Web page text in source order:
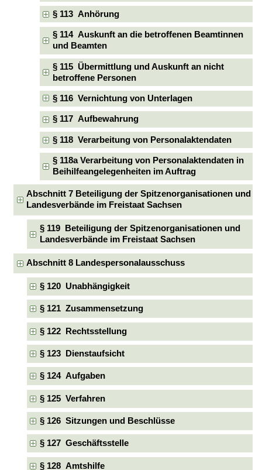
§ 113 Anhörung
§ 114 Auskunft an die betroffenen Beamtinnen
und Beamten
§ 115 Übermittlung und Auskunft an nicht
betroffene Personen
§ 116 Vernichtung von Unterlagen
§ 117 Aufbewahrung
§ 118 Verarbeitung von Personalaktendaten
§ 118a Verarbeitung von Personalaktendaten in
Beihilfeangelegenheiten im Auftrag
Abschnitt 7 Beteiligung der Spitzenorganisationen und
Landesverbände im Freistaat Sachsen
§ 119 Beteiligung der Spitzenorganisationen und
Landesverbände im Freistaat Sachsen
Abschnitt 8 Landespersonalausschuss
§ 120 Unabhängigkeit
§ 121 Zusammensetzung
§ 122 Rechtsstellung
§ 123 Dienstaufsicht
§ 124 Aufgaben
§ 125 Verfahren
§ 126 Sitzungen und Beschlüsse
§ 127 Geschäftsstelle
§ 128 Amtshilfe